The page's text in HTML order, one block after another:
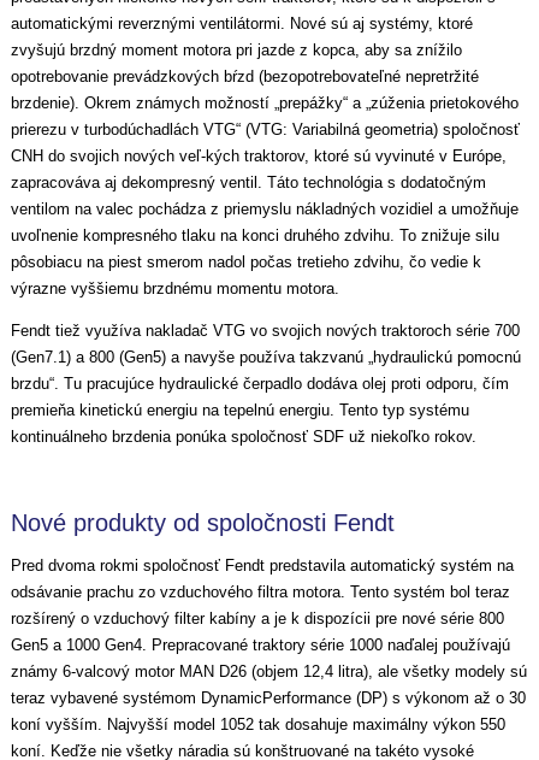
automatickými reverznými ventilátormi. Nové sú aj systémy, ktoré
zvyšujú brzdný moment motora pri jazde z kopca, aby sa znížilo
opotrebovanie prevádzkových bŕzd (bezopotrebovateľné nepretržité
brzdenie). Okrem známych možností „prepážky“ a „zúženia prietokového
prierezu v turbodúchadlách VTG“ (VTG: Variabilná geometria) spoločnosť
CNH do svojich nových veľ-kých traktorov, ktoré sú vyvinuté v Európe,
zapracováva aj dekompresný ventil. Táto technológia s dodatočným
ventilom na valec pochádza z priemyslu nákladných vozidiel a umožňuje
uvoľnenie kompresného tlaku na konci druhého zdvihu. To znižuje silu
pôsobiacu na piest smerom nadol počas tretieho zdvihu, čo vedie k
výrazne vyššiemu brzdnému momentu motora.
Fendt tiež využíva nakladač VTG vo svojich nových traktoroch série 700
(Gen7.1) a 800 (Gen5) a navyše používa takzvanú „hydraulickú pomocnú
brzdu“. Tu pracujúce hydraulické čerpadlo dodáva olej proti odporu, čím
premieňa kinetickú energiu na tepelnú energiu. Tento typ systému
kontinuálneho brzdenia ponúka spoločnosť SDF už niekoľko rokov.
Nové produkty od spoločnosti Fendt
Pred dvoma rokmi spoločnosť Fendt predstavila automatický systém na
odsávanie prachu zo vzduchového filtra motora. Tento systém bol teraz
rozšírený o vzduchový filter kabíny a je k dispozícii pre nové série 800
Gen5 a 1000 Gen4. Prepracované traktory série 1000 naďalej používajú
známy 6-valcový motor MAN D26 (objem 12,4 litra), ale všetky modely sú
teraz vybavené systémom DynamicPerformance (DP) s výkonom až o 30
koní vyšším. Najvyšší model 1052 tak dosahuje maximálny výkon 550
koní. Keďže nie všetky náradia sú konštruované na takéto vysoké